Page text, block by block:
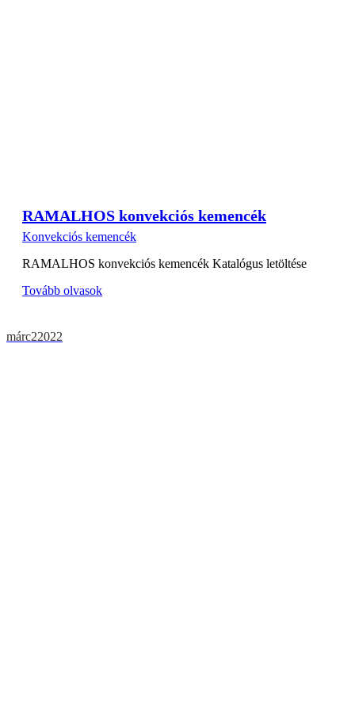
RAMALHOS konvekciós kemencék
Konvekciós kemencék
RAMALHOS konvekciós kemencék Katalógus letöltése
Tovább olvasok
márc22022